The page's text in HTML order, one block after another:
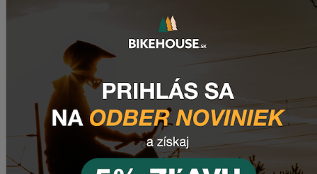
POSLEDNÉ PRIDANÉ PRODUKTY
Predné svetlo CRUSSIS CRS 1200
1 841,55 Kč
Zadné svetlo CRUSSIS CRS 20
503,69 Kč